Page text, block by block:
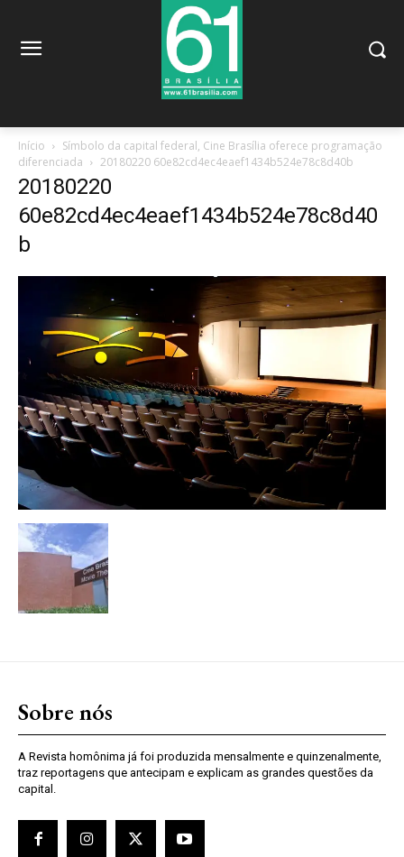
Início
Símbolo da capital federal, Cine Brasília oferece programação
diferenciada
20180220 60e82cd4ec4eaef1434b524e78c8d40b
20180220
60e82cd4ec4eaef1434b524e78c8d40
b
Sobre nós
A Revista homônima já foi produzida mensalmente e quinzenalmente,
traz reportagens que antecipam e explicam as grandes questões da
capital.